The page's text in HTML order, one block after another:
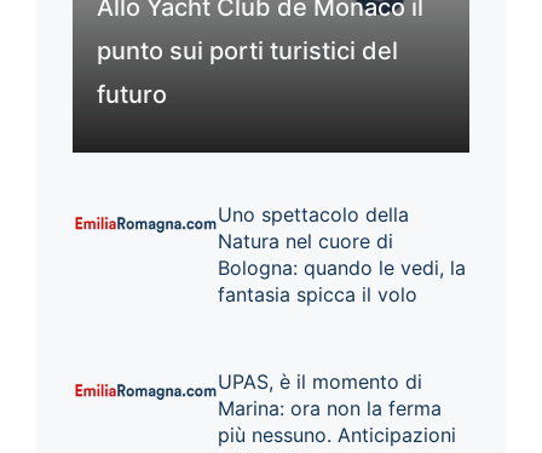
Allo Yacht Club de Monaco il
punto sui porti turistici del
futuro
Uno spettacolo della
Natura nel cuore di
Bologna: quando le vedi, la
fantasia spicca il volo
UPAS, è il momento di
Marina: ora non la ferma
più nessuno. Anticipazioni